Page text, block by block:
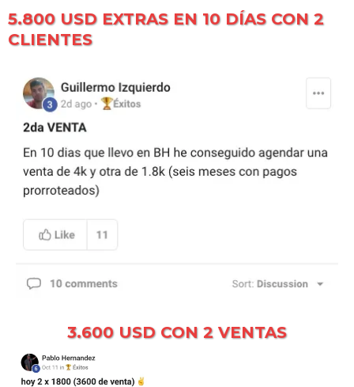
5.800 USD EXTRAS EN 10 DÍAS CON 2
CLIENTES
3.600 USD CON 2 VENTAS